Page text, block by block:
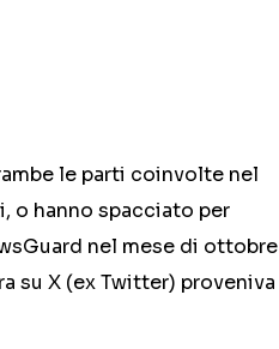
le parti coinvolte nel
o hanno spacciato per
nel mese di ottobre
su X (ex Twitter) proveniva